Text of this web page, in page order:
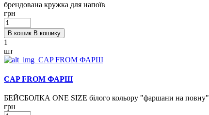
брендована кружка для напоїв
грн
В кошик В кошику
1
шт
CAP FROM ФАРШ
БЕЙСБОЛКА ONE SIZE білого кольору "фаршани на повну"
грн